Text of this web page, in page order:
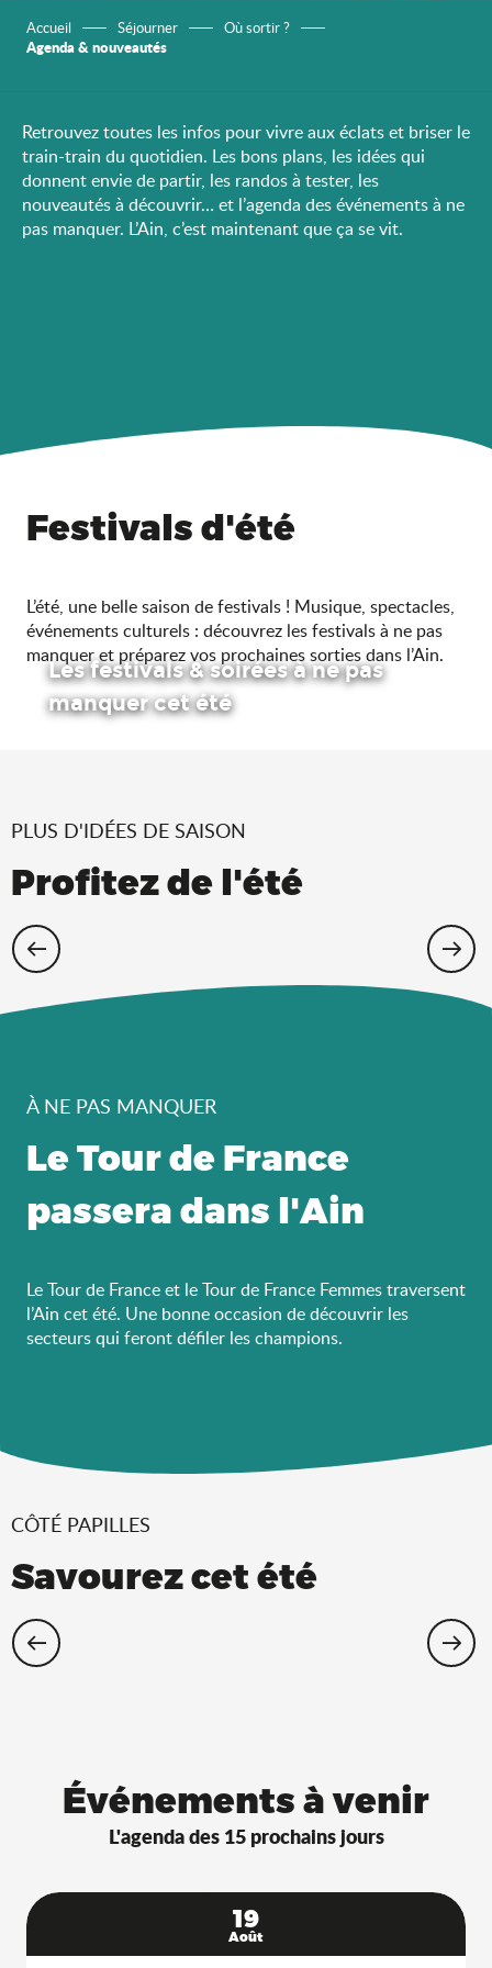
Accueil Séjourner Où sortir ?
Agenda & nouveautés
Retrouvez toutes les infos pour vivre aux éclats et briser le
train-train du quotidien. Les bons plans, les idées qui
donnent envie de partir, les randos à tester, les
nouveautés à découvrir… et l’agenda des événements à ne
pas manquer. L’Ain, c’est maintenant que ça se vit.
Festivals d'été
L’été, une belle saison de festivals ! Musique, spectacles,
événements culturels : découvrez les festivals à ne pas
manquer et préparez vos prochaines sorties dans l’Ain.
Les festivals & soirées à ne pas
manquer cet été
PLUS D'IDÉES DE SAISON
Profitez de l'été
Cet été, échappez-vous dans l’Ain !
À NE PAS MANQUER
Le Tour de France
passera dans l'Ain
Le Tour de France et le Tour de France Femmes traversent
l’Ain cet été. Une bonne occasion de découvrir les
secteurs qui feront défiler les champions.
CÔTÉ PAPILLES
Savourez cet été
terrasse à l’ombre !
Événements à venir
L'agenda des 15 prochains jours
19
Août